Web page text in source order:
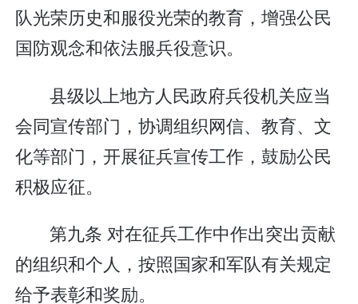
队光荣历史和服役光荣的教育，增强公民
国防观念和依法服兵役意识。
县级以上地方人民政府兵役机关应当
会同宣传部门，协调组织网信、教育、文
化等部门，开展征兵宣传工作，鼓励公民
积极应征。
第九条 对在征兵工作中作出突出贡献
的组织和个人，按照国家和军队有关规定
给予表彰和奖励。